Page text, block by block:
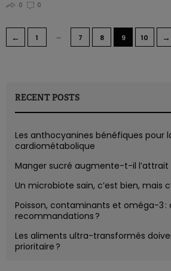
0
0
← 1 … 7 8 9 10 →
RECENT POSTS
Les anthocyanines bénéfiques pour
cardiométabolique
Manger sucré augmente-t-il l’attrait
Un microbiote sain, c’est bien, mais
Poisson, contaminants et oméga-3 :
recommandations ?
Les aliments ultra-transformés
prioritaire ?